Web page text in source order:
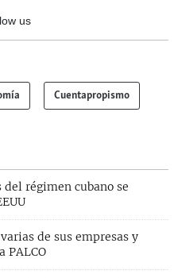
us
Cuentapropismo
del régimen cubano se
de sus empresas y
PALCO